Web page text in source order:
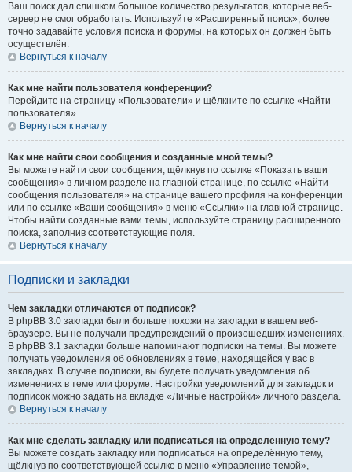
Ваш поиск дал слишком большое количество результатов, которые веб-
сервер не смог обработать. Используйте «Расширенный поиск», более
точно задавайте условия поиска и форумы, на которых он должен быть
осуществлён.
Вернуться к началу
Как мне найти пользователя конференции?
Перейдите на страницу «Пользователи» и щёлкните по ссылке «Найти
пользователя».
Вернуться к началу
Как мне найти свои сообщения и созданные мной темы?
Вы можете найти свои сообщения, щёлкнув по ссылке «Показать ваши
сообщения» в личном разделе на главной странице, по ссылке «Найти
сообщения пользователя» на странице вашего профиля на конференции
или по ссылке «Ваши сообщения» в меню «Ссылки» на главной странице.
Чтобы найти созданные вами темы, используйте страницу расширенного
поиска, заполнив соответствующие поля.
Вернуться к началу
Подписки и закладки
Чем закладки отличаются от подписок?
В phpBB 3.0 закладки были больше похожи на закладки в вашем веб-
браузере. Вы не получали предупреждений о произошедших изменениях.
В phpBB 3.1 закладки больше напоминают подписки на темы. Вы можете
получать уведомления об обновлениях в теме, находящейся у вас в
закладках. В случае подписки, вы будете получать уведомления об
изменениях в теме или форуме. Настройки уведомлений для закладок и
подписок можно задать на вкладке «Личные настройки» личного раздела.
Вернуться к началу
Как мне сделать закладку или подписаться на определённую тему?
Вы можете создать закладку или подписаться на определённую тему,
щёлкнув по соответствующей ссылке в меню «Управление темой»,